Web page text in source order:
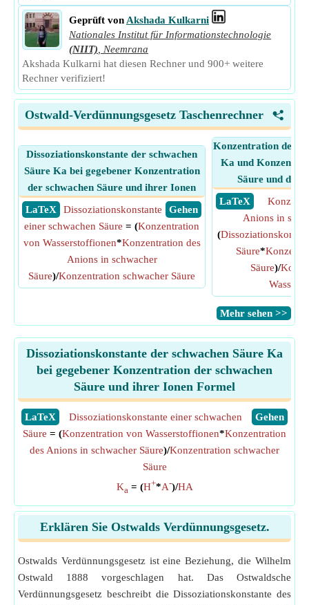
Geprüft von Akshada Kulkarni
Nationales Institut für Informationstechnologie
(NIIT)
Neemrana
Akshada Kulkarni hat diesen Rechner und 900+ weitere
Rechner verifiziert!
<
Ostwald-Verdünnungsgesetz Taschenrechner
Dissoziationskonstante der schwachen
Säure Ka bei gegebener Konzentration
der schwachen Säure und ihrer Ionen
​ LaTeX
​ Gehen
Dissoziationskonstante
einer schwachen Säure = (Konzentration
von Wasserstoffionen*Konzentration des
Anions in schwacher
Säure)/Konzentration schwacher Säure
Konzentration des
Ka und
Säure und des
​ LaTeX
Anions in
(
Säure*
Säure)/
​Mehr sehen >>
Dissoziationskonstante der schwachen Säure Ka
bei gegebener Konzentration der schwachen
Säure und ihrer Ionen Formel
​LaTeX ​Gehen
Dissoziationskonstante einer schwachen
Säure = (Konzentration von Wasserstoffionen*Konzentration
des Anions in schwacher Säure)/Konzentration schwacher
Säure
Ka = (H+*A-)/HA
Erklären Sie Ostwalds Verdünnungsgesetz.
Ostwalds Verdünnungsgesetz ist eine Beziehung, die Wilhelm
Ostwald 1888 vorgeschlagen hat. Das Ostwaldsche
Verdünnungsgesetz beschreibt die Dissoziationskonstante des